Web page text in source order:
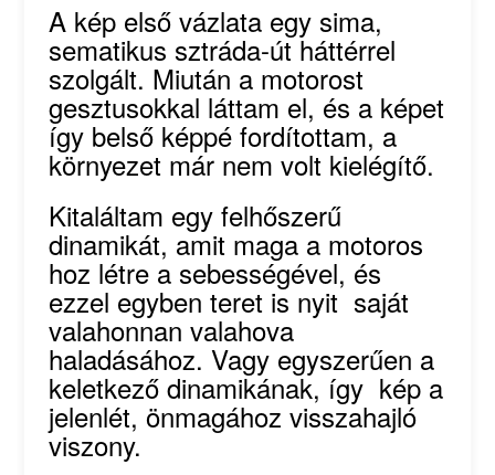
A kép első vázlata egy sima,
sematikus sztráda-út háttérrel
szolgált. Miután a motorost
gesztusokkal láttam el, és a képet
így belső képpé fordítottam, a
környezet már nem volt kielégítő.
Kitaláltam egy felhőszerű
dinamikát, amit maga a motoros
hoz létre a sebességével, és
ezzel egyben teret is nyit saját
valahonnan valahova
haladásához. Vagy egyszerűen a
keletkező dinamikának, így kép a
jelenlét, önmagához visszahajló
viszony.